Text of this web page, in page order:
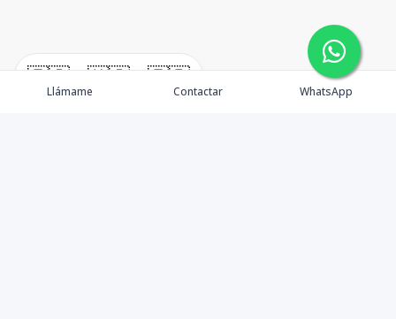
🇪🇸 🇺🇸 🇫🇷
Llámame Contactar WhatsApp